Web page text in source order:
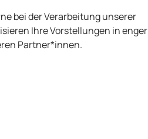
bei der Verarbeitung unserer
Ihre Vorstellungen in enger
Partner*innen.